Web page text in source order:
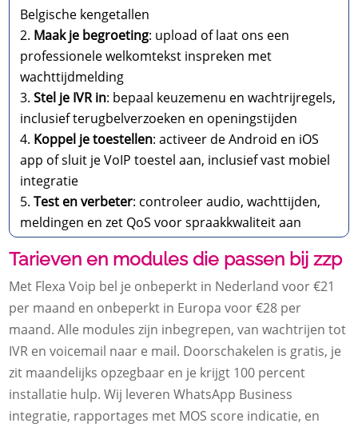
Belgische kengetallen
Maak je begroeting: upload of laat ons een
professionele welkomtekst inspreken met
wachttijdmelding
Stel je IVR in: bepaal keuzemenu en wachtrijregels,
inclusief terugbelverzoeken en openingstijden
Koppel je toestellen: activeer de Android en iOS
app of sluit je VoIP toestel aan, inclusief vast mobiel
integratie
Test en verbeter: controleer audio, wachttijden,
meldingen en zet QoS voor spraakkwaliteit aan
Tarieven en modules die passen bij zzp
Met Flexa Voip bel je onbeperkt in Nederland voor €21
per maand en onbeperkt in Europa voor €28 per
maand.​ Alle modules zijn inbegrepen, van wachtrijen tot
IVR en voicemail naar e mail.​ Doorschakelen is gratis, je
zit maandelijks opzegbaar en je krijgt 100 percent
installatie hulp.​ Wij leveren WhatsApp Business
integratie, rapportages met MOS score indicatie, en